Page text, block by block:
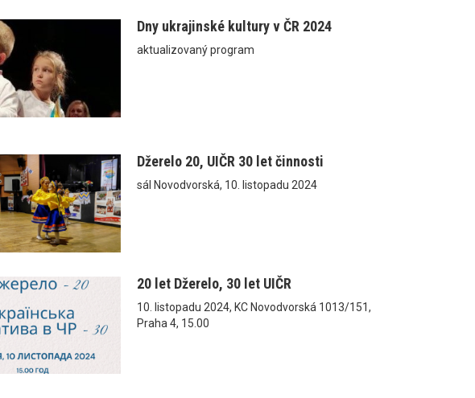
Dny ukrajinské kultury v ČR 2024
aktualizovaný program
Džerelo 20, UIČR 30 let činnosti
sál Novodvorská, 10. listopadu 2024
20 let Džerelo, 30 let UIČR
10. listopadu 2024, KC Novodvorská 1013/151,
Praha 4, 15.00